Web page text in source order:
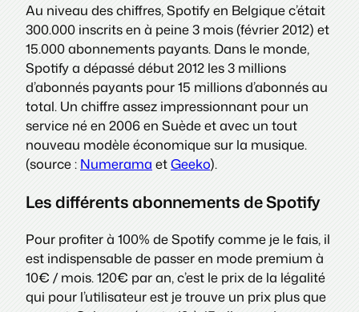
Au niveau des chiffres, Spotify en Belgique c’était
300.000 inscrits en à peine 3 mois (février 2012) et
15.000 abonnements payants. Dans le monde,
Spotify a dépassé début 2012 les 3 millions
d’abonnés payants pour 15 millions d’abonnés au
total. Un chiffre assez impressionnant pour un
service né en 2006 en Suède et avec un tout
nouveau modèle économique sur la musique.
(source : Numerama etGeeko).
Les différents abonnements de Spotify
Pour profiter à 100% de Spotify comme je le fais, il
est indispensable de passer en mode premium à
10€ / mois. 120€ par an, c’est le prix de la légalité
qui pour l’utilisateur est je trouve un prix plus que